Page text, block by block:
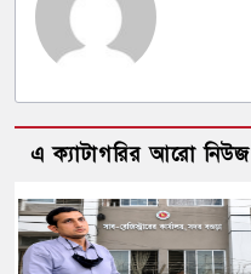
এ ক্যাটাগরির আরো নিউজ